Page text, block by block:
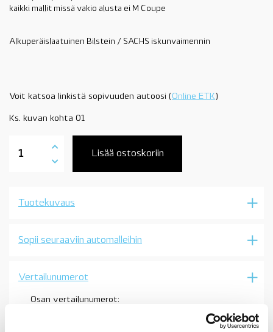
kaikki mallit missä vakio alusta ei M Coupe
Alkuperäislaatuinen Bilstein / SACHS iskunvaimennin
Voit katsoa linkistä sopivuuden autoosi ( Online ETK )
Ks. kuvan kohta 01
iskunvaimennin
E82,
määrä
Lisää ostoskoriin
Tuotekuvaus
Sopii seuraaviin automalleihin
Vertailunumerot
Osan vertailunumerot: